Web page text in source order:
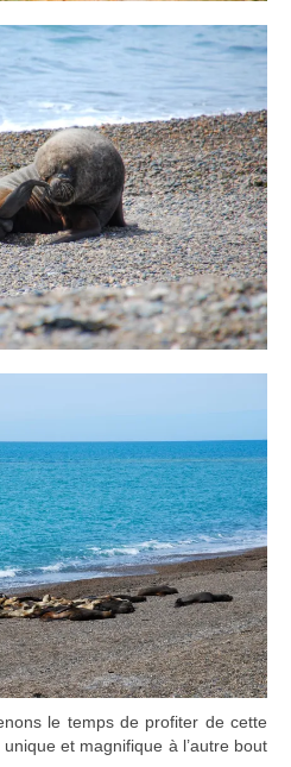
le temps de profiter de cette
et magnifique à l’autre bout